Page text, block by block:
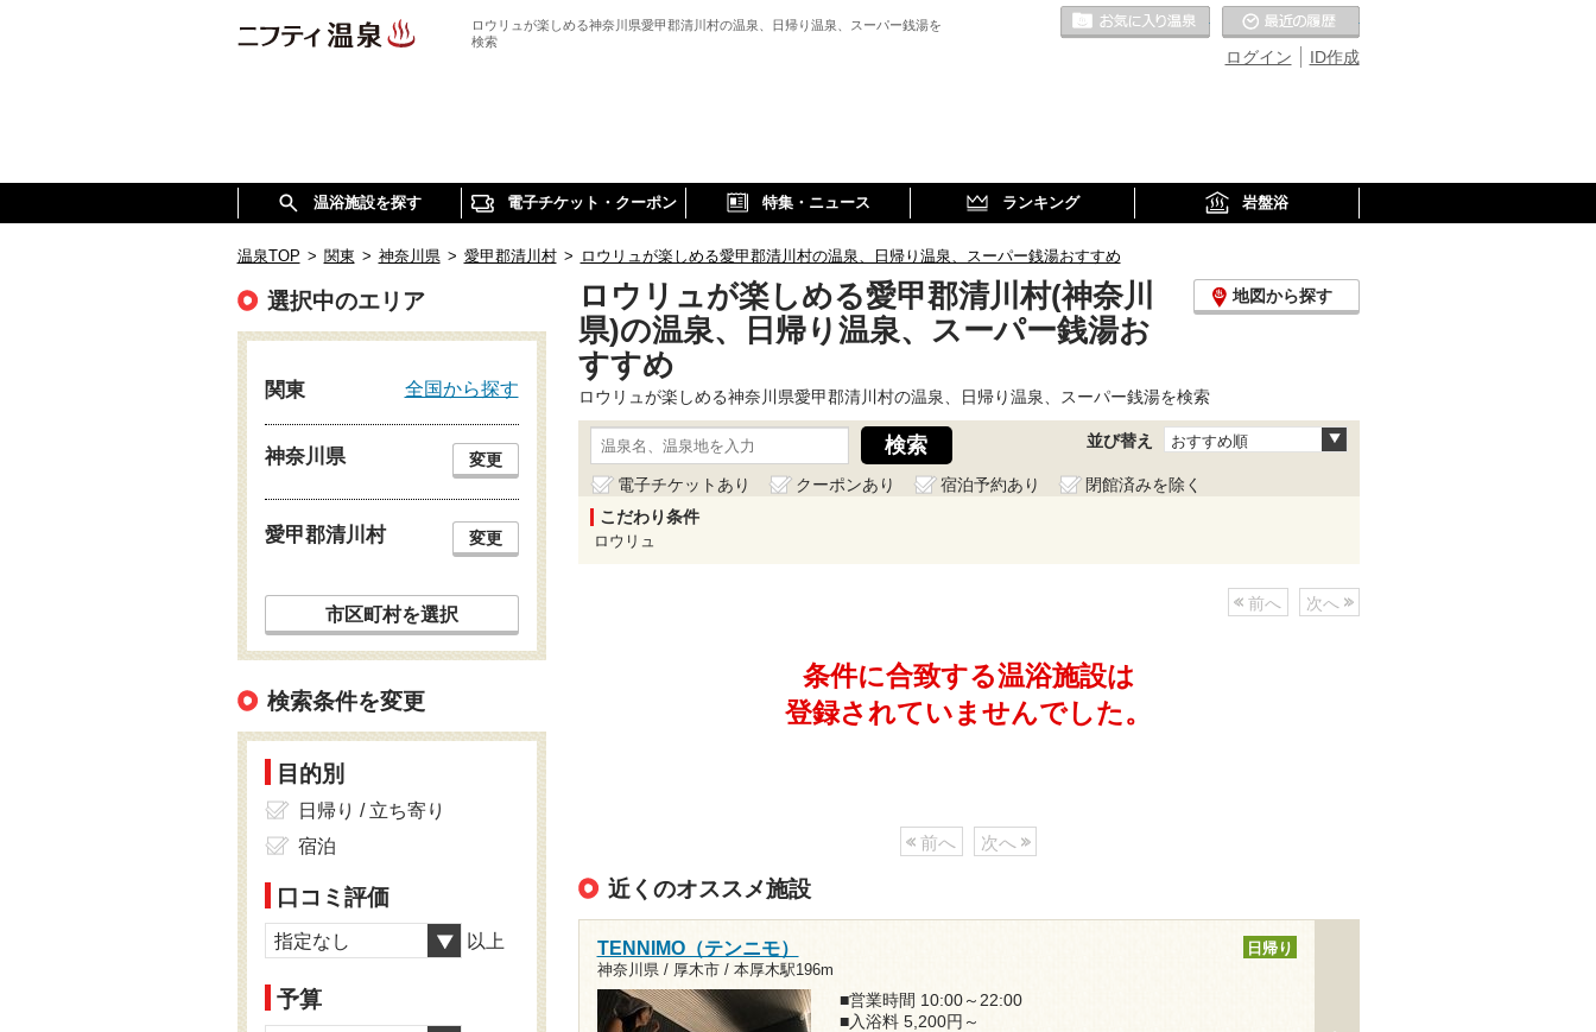
ロウリュが楽しめる神奈川県愛甲郡清川村の温泉、日帰り温泉、スーパー銭湯を
検索
ID作成
ログイン
お気に入りの温泉
温浴施設を探す 電子チケット・クーポン 特集・ニュース ランキング 岩盤浴
温泉TOP > 関東 > 神奈川県 > 愛甲郡清川村 > ロウリュが楽しめる愛甲郡清川村の温泉、日帰り温泉、スーパー銭湯おすすめ
ロウリュが楽しめる愛甲郡清川村(神奈川
県)の温泉、日帰り温泉、スーパー銭湯お
すすめ
地図から探す
ロウリュが楽しめる神奈川県愛甲郡清川村の温泉、日帰り温泉、スーパー銭湯を検索
並び替え おすすめ順
電子チケットあり クーポンあり 宿泊予約あり
閉館済みを除く
こだわり条件
ロウリュ
前へ 次へ
条件に合致する温浴施設は
登録されていませんでした。
前へ 次へ
近くのオススメ施設
TENNIMO（テンニモ）
神奈川県 / 厚木市 / 本厚木駅196m
日帰り
■営業時間 10:00～22:00
■入浴料 5,200円～
選択中のエリア
関東 全国から探す
神奈川県 変更
愛甲郡清川村 変更
市区町村を選択
検索条件を変更
目的別
日帰り / 立ち寄り
宿泊
口コミ評価
指定なし 以上
予算